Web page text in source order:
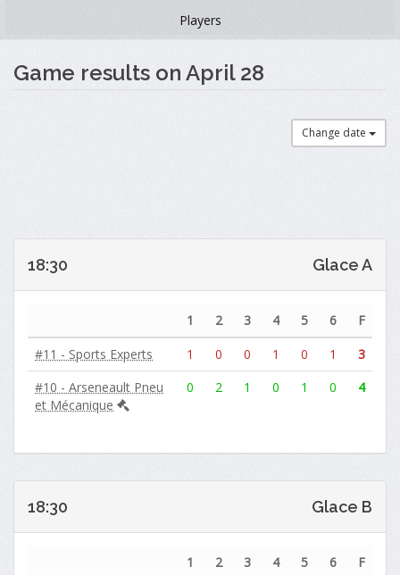
Players
Game results on April 28
Change date
18:30 Glace A
1 2 3 4 5 6
F
#11 - Sports Experts
1 0 0 1 0 1
3
#10 - Arseneault Pneu
et Mécanique
0 2 1 0 1 0 4
18:30 Glace B
1 2 3 4 5 6
F